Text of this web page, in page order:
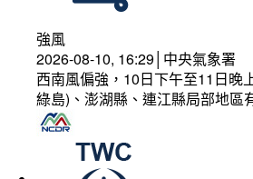
強風
2026-08-10, 16:29│中央氣象署
西南風偏強，10日下午至11日晚
綠島)、澎湖縣、連江縣局部地